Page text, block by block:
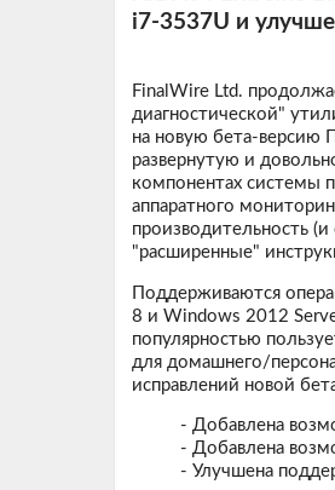
i7-3537U и
FinalWire Ltd.
диагностической"
на новую бета-версию
развернутую и
компонентах системы
аппаратного
производительность
"расширенные"
Поддерживаются
8 и Windows 2012
популярностью
для домашнего/
исправлений новой
- Добавлена
- Добавлена
- Улучшена